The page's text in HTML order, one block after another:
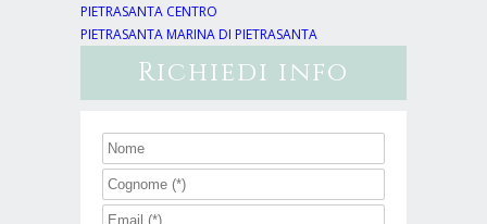
PIETRASANTA CENTRO
PIETRASANTA MARINA DI PIETRASANTA
Richiedi info